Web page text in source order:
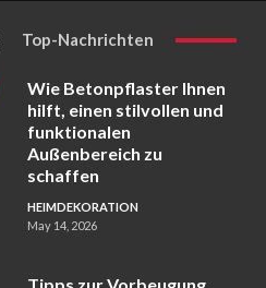
Top-Nachrichten
Wie Betonpflaster Ihnen
hilft, einen stilvollen und
funktionalen
Außenbereich zu
schaffen
HEIMDEKORATION
May 14, 2026